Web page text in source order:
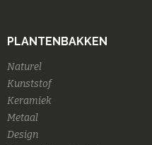
PLANTENBAKKEN
Naturel
Kunststof
Keramiek
Metaal
Design